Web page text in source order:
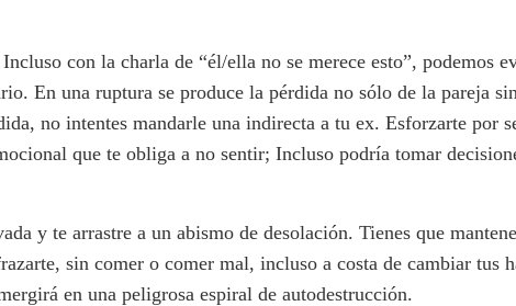
con la charla de “él/ella no se merece esto”, podemos
En una ruptura se produce la pérdida no sólo de la pareja
no intentes mandarle una indirecta a tu ex. Esforzarte por
que te obliga a no sentir; Incluso podría tomar
y te arrastre a un abismo de desolación. Tienes que
sin comer o comer mal, incluso a costa de cambiar tus
en una peligrosa espiral de autodestrucción.